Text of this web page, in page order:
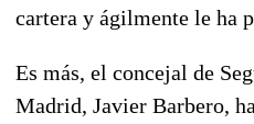
cartera y ágilmente le ha
Es más, el concejal de
Madrid, Javier Barbero,